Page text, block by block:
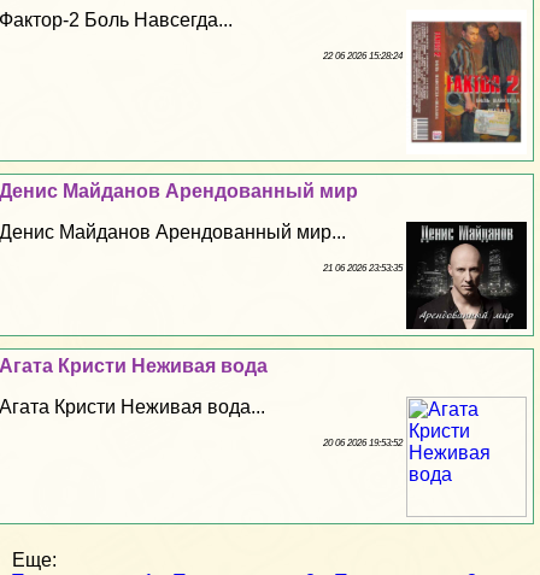
Фактор-2 Боль Навсегда...
22 06 2026 15:28:24
Денис Майданов Арендованный мир
Денис Майданов Арендованный мир...
21 06 2026 23:53:35
Агата Кристи Неживая вода
Агата Кристи Неживая вода...
20 06 2026 19:53:52
Еще: